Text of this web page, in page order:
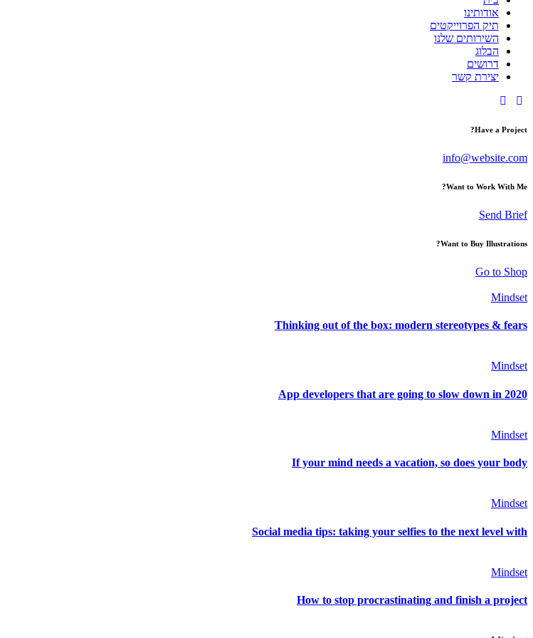
אודותינו
תיק הפרוייקטים
השירותים שלנו
הבלוג
דרושים
יצירת קשר
Have a Project?
info@website.com
Want to Work With Me?
Send Brief
Want to Buy Illustrations?
Go to Shop
Mindset
Thinking out of the box: modern stereotypes & fears
Mindset
App developers that are going to slow down in 2020
Mindset
If your mind needs a vacation, so does your body
Mindset
Social media tips: taking your selfies to the next level with
Mindset
How to stop procrastinating and finish a project